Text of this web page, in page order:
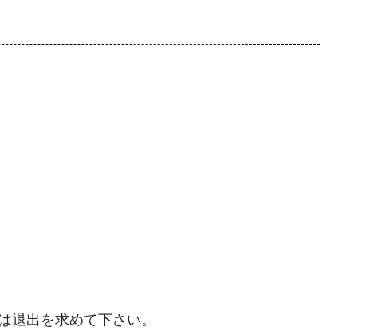
出を求めて下さい。